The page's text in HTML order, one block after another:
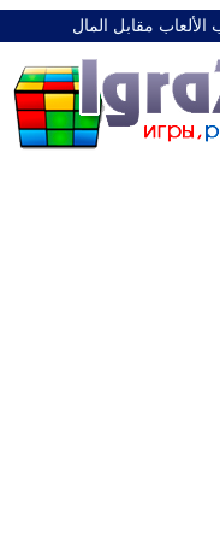
الألعاب مقابل المال